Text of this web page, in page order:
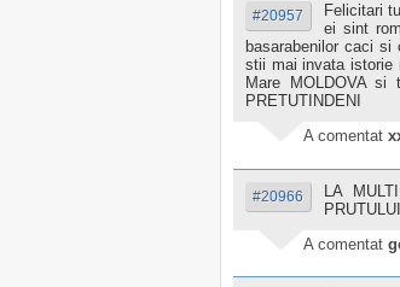
#20957
Felicitari
ei sint
basarabenilor caci
stii mai invata istorie
Mare MOLDOVA si
PRETUTINDENI
A comentat
#20966
LA
PRUTULUI
A comentat